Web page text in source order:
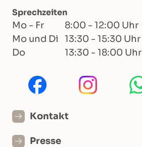
Sprechzeiten
Mo - Fr
8:00 - 12:00 Uhr
Mo und Di
13:30 - 15:30 Uhr
Do
13:30 - 18:00 Uhr
Kontakt
Presse